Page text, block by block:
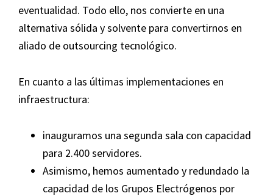
eventualidad. Todo ello, nos convierte en una
alternativa sólida y solvente para convertirnos en
aliado de outsourcing tecnológico.
En cuanto a las últimas implementaciones en
infraestructura:
inauguramos una segunda sala con capacidad
para 2.400 servidores.
Asimismo, hemos aumentado y redundado la
capacidad de los Grupos Electrógenos por